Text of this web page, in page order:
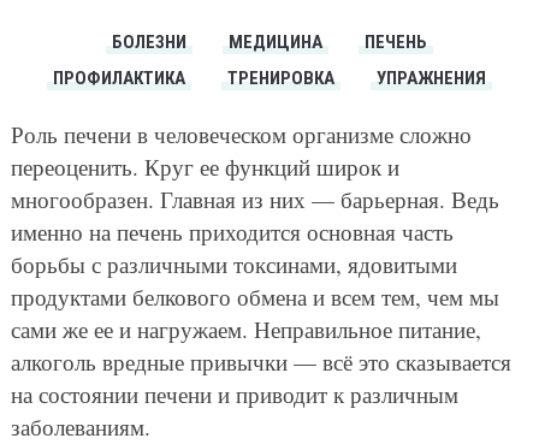
БОЛЕЗНИ МЕДИЦИНА
ПЕЧЕНЬ
ПРОФИЛАКТИКА
ТРЕНИРОВКА УПРАЖНЕНИЯ
Роль печени в человеческом организме сложно
переоценить. Круг ее функций широк и
многообразен. Главная из них — барьерная. Ведь
именно на печень приходится основная часть
борьбы с различными токсинами, ядовитыми
продуктами белкового обмена и всем тем, чем мы
сами же ее и нагружаем. Неправильное питание,
алкоголь вредные привычки — всё это сказывается
на состоянии печени и приводит к различным
заболеваниям.